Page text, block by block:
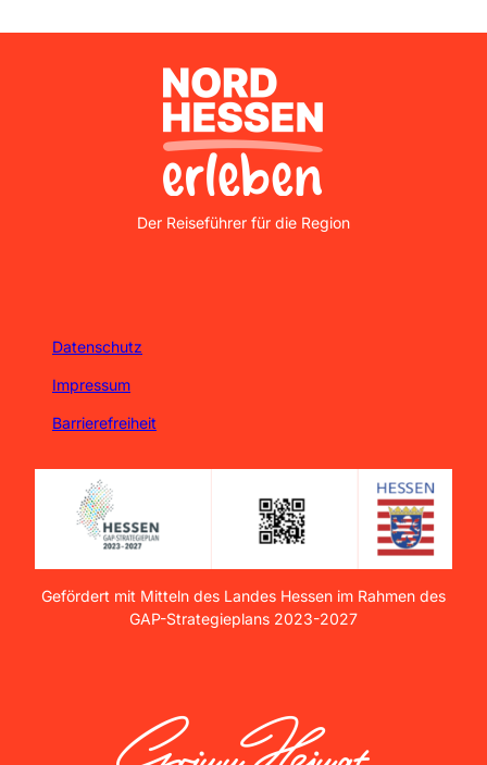
Nordhessen Erleben
Der Reiseführer für die Region
Datenschutz
Impressum
Barrierefreiheit
Gefördert mit Mitteln des Landes Hessen im Rahmen des
GAP-Strategieplans 2023-2027